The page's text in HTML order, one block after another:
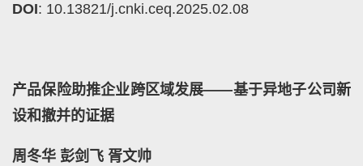
DOI: 10.13821/j.cnki.ceq.2025.02.08
产品保险助推企业跨区域发展——基于异地子公司新
设和撤并的证据
周冬华 彭剑飞 胥文帅